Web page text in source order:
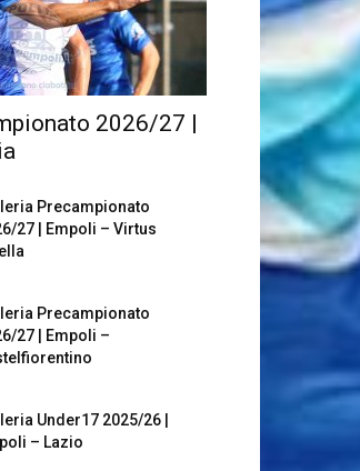
2026/27 |
Precampionato
27 | Empoli – Virtus
Precampionato
27 | Empoli –
Under17 2025/26 |
– Lazio